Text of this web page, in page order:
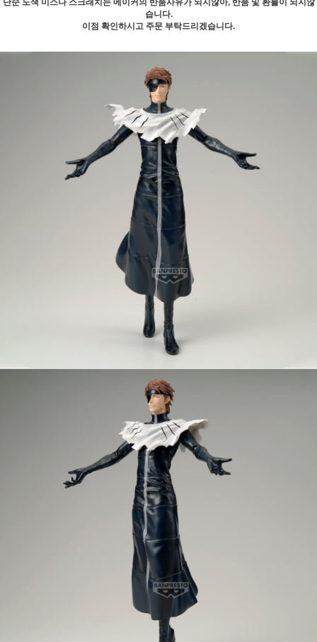
습니다.
이점 확인하시고 주문 부탁드리겠습니다.